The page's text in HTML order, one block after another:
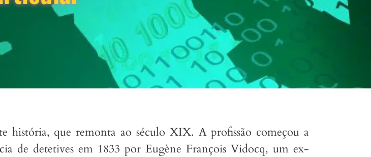
história, que remonta ao século XIX. A profissão começou a
de detetives em 1833 por Eugène François Vidocq, um ex-